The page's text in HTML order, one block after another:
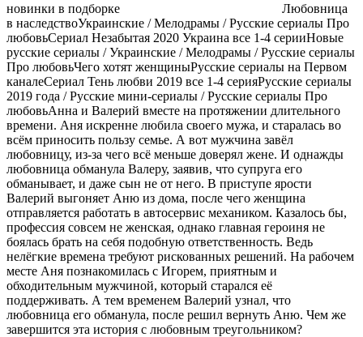
новинки в подборке
Любовница
в наследствоУкраинские / Мелодрамы / Русские сериалы Про
любовьСериал Незабытая 2020 Украина все 1-4 серииНовые
русские сериалы / Украинские / Мелодрамы / Русские сериалы
Про любовьЧего хотят женщиныРусские сериалы на Первом
каналеСериал Teнь любви 2019 все 1-4 серияРусские сериалы
2019 года / Русские мини-сериалы / Русские сериалы Про
любовьАнна и Валерий вместе на протяжении длительного
времени. Аня искренне любила своего мужа, и старалась во
всём приносить пользу семье. А вот мужчина завёл
любовницу, из-за чего всё меньше доверял жене. И однажды
любовница обманула Валеру, заявив, что супруга его
обманывает, и даже сын не от него. В приступе ярости
Валерий выгоняет Аню из дома, после чего женщина
отправляется работать в автосервис механиком. Казалось бы,
профессия совсем не женская, однако главная героиня не
боялась брать на себя подобную ответственность. Ведь
нелёгкие времена требуют рискованных решений. На рабочем
месте Аня познакомилась с Игорем, приятным и
обходительным мужчиной, который старался её
поддерживать. А тем временем Валерий узнал, что
любовница его обманула, после решил вернуть Аню. Чем же
завершится эта история с любовным треугольником?